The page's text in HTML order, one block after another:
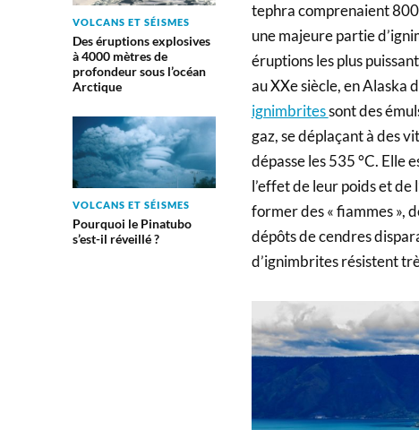
VOLCANS ET SÉISMES
Des éruptions explosives
à 4000 mètres de
profondeur sous l’océan
Arctique
VOLCANS ET SÉISMES
Pourquoi le Pinatubo
s’est-il réveillé ?
tephra comprenaient
une majeure partie
éruptions les plus
au XXe siècle, en Alaska
ignimbritessont des
gaz, se déplaçant à des
dépasse les 535 °C. Elle
l’effet de leur poids et de
former des « fiammes »,
dépôts de cendres
d’ignimbrites résistent